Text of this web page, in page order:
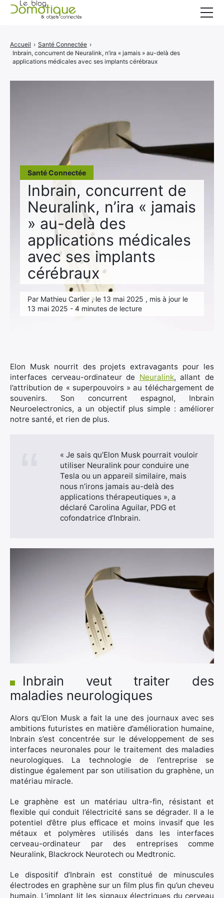
Santé Connectée
Inbrain, concurrent de
Neuralink, n’ira « jamais
» au-delà des
applications médicales
avec ses implants
cérébraux
Par Mathieu Carlier , le 13 mai 2025 , mis à jour le
13 mai 2025 - 4 minutes de lecture
Accueil › Santé Connectée ›
Inbrain, concurrent de Neuralink, n’ira « jamais » au-delà des
applications médicales avec ses implants cérébraux
Elon Musk nourrit des projets extravagants pour les
interfaces cerveau-ordinateur de Neuralink, allant de
l’attribution de « superpouvoirs » au téléchargement de
souvenirs. Son concurrent espagnol, Inbrain
Neuroelectronics, a un objectif plus simple : améliorer
notre santé, et rien de plus.
« Je sais qu’Elon Musk pourrait vouloir
utiliser Neuralink pour conduire une
Tesla ou un appareil similaire, mais
nous n’irons jamais au-delà des
applications thérapeutiques », a
déclaré Carolina Aguilar, PDG et
cofondatrice d’Inbrain.
Inbrain veut traiter des
maladies neurologiques
Alors qu’Elon Musk a fait la une des journaux avec ses
ambitions futuristes en matière d’amélioration humaine,
Inbrain s’est concentrée sur le développement de ses
interfaces neuronales pour le traitement des maladies
neurologiques. La technologie de l’entreprise se
distingue également par son utilisation du graphène, un
matériau miracle.
Le graphène est un matériau ultra-fin, résistant et
flexible qui conduit l’électricité sans se dégrader. Il a le
potentiel d’être plus efficace et moins invasif que les
métaux et polymères utilisés dans les interfaces
cerveau-ordinateur par des entreprises comme
Neuralink, Blackrock Neurotech ou Medtronic.
Le dispositif d’Inbrain est constitué de minuscules
électrodes en graphène sur un film plus fin qu’un cheveu
humain. L’implant lit les signaux électriques du cerveau
Catégories